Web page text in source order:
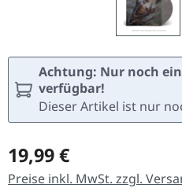
Achtung: Nur noch
verfügbar!
Dieser Artikel ist nur
Regulärer Preis:
19,99 €
Preise inkl. MwSt. zzgl.